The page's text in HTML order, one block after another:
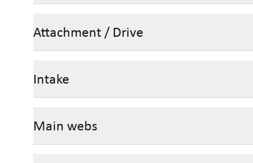
Attachment / Drive
Intake
Main webs